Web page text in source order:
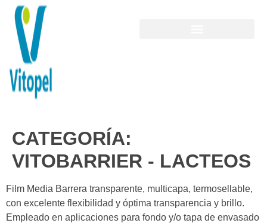
CATEGORÍA:
VITOBARRIER - LACTEOS
Film Media Barrera transparente, multicapa, termosellable,
con excelente flexibilidad y óptima transparencia y brillo.
Empleado en aplicaciones para fondo y/o tapa de envasado